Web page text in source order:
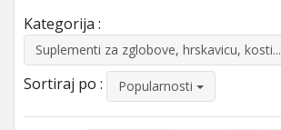
Kategorija :
Suplementi za zglobove, hrskavicu, kosti...
Sortiraj po : Popularnosti